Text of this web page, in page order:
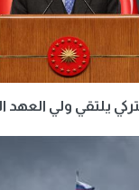
يلتقي ولي